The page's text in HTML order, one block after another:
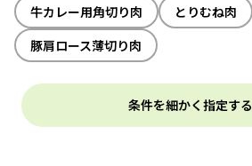
牛カレー用角切り肉
とりむね肉
豚肩ロース薄切り肉
条件を細かく指定する